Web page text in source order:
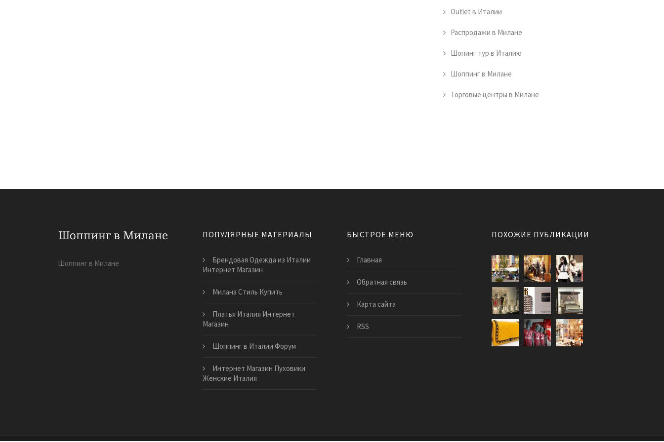
Outlet в Италии
Распродажи в Милане
Шопинг тур в Италию
Шоппинг в Милане
Торговые центры в Милане
Шоппинг в Милане
ПОПУЛЯРНЫЕ МАТЕРИАЛЫ
Брендовая Одежда из Италии
Интернет Магазин
Милана Стиль Купить
Платья Италия Интернет
Магазин
Шоппинг в Италии Форум
Интернет Магазин Пуховики
Женские Италия
БЫСТРОЕ МЕНЮ
Главная
Обратная связь
Карта сайта
RSS
ПОХОЖИЕ ПУБЛИКАЦИИ